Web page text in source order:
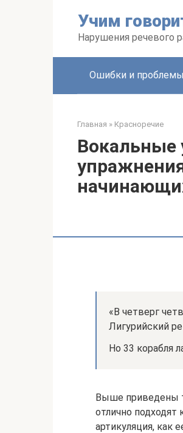
Учим
Нарушения речевого
Ошибки и проблемы
Главная » Красноречие
Вокальные
«В четверг
Лигурийский
Но 33 корабля
Выше приведены
отлично подходят
артикуляция, как